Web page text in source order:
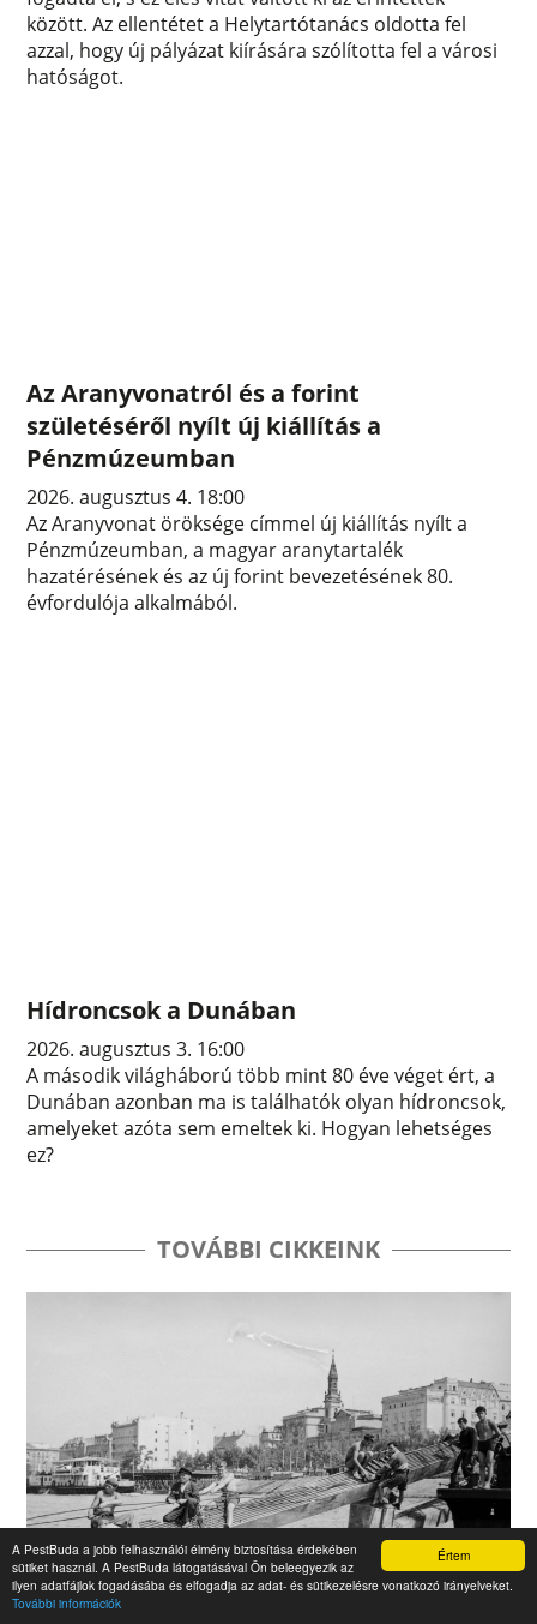
Értem
A PestBuda a jobb felhasználói élmény biztosítása érdekében
sütiket használ. A PestBuda látogatásával Ön beleegyezik az
ilyen adatfájlok fogadásába és elfogadja az adat- és sütikezelésre vonatkozó irányelveket.
További információk
között. Az ellentétet a Helytartótanács oldotta fel
azzal, hogy új pályázat kiírására szólította fel a városi
hatóságot.
Az Aranyvonatról és a forint
születéséről nyílt új kiállítás a
Pénzmúzeumban
2026. augusztus 4. 18:00
Az Aranyvonat öröksége címmel új kiállítás nyílt a
Pénzmúzeumban, a magyar aranytartalék
hazatérésének és az új forint bevezetésének 80.
évfordulója alkalmából.
Hídroncsok a Dunában
2026. augusztus 3. 16:00
A második világháború több mint 80 éve véget ért, a
Dunában azonban ma is találhatók olyan hídroncsok,
amelyeket azóta sem emeltek ki. Hogyan lehetséges
ez?
TOVÁBBI CIKKEINK